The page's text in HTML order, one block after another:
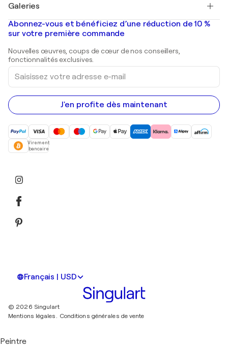
Banksy
Mr. Brainwash
Shepard Fairey
Tableaux abstraits à vendre
Peintures de paysage
Estampes
Peintures acryliques
Galeries
Galeries d'art en France
Galeries d'art en Belgique
Abonnez-vous et bénéficiez d’une réduction de 10 %
sur votre première commande
Nouvelles œuvres, coups de cœur de nos conseillers,
fonctionnalités exclusives.
Saisissez
votre
adresse
e-
mail
J'en profite dès maintenant
Virement
bancaire
Français | USD
© 2026 Singulart
Mentions légales. Conditions générales de vente
Peintre